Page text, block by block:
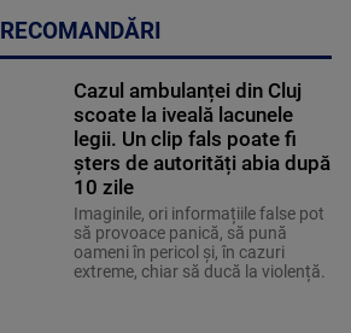
RECOMANDĂRI
Cazul ambulanței din Cluj
scoate la iveală lacunele
legii. Un clip fals poate fi
șters de autorități abia după
10 zile
Imaginile, ori informațiile false pot
să provoace panică, să pună
oameni în pericol și, în cazuri
extreme, chiar să ducă la violență.